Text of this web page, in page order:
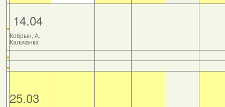
14.04
Кобрын, А.
Кальчанка
25.03